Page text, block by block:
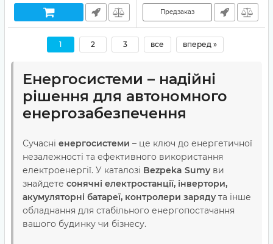
Предзаказ
1 2 3 все вперед »
Енергосистеми – надійні
рішення для автономного
енергозабезпечення
Сучасні енергосистеми – це ключ до енергетичної
незалежності та ефективного використання
електроенергії. У каталозі Bezpeka Sumy ви
знайдете сонячні електростанції, інвертори,
акумуляторні батареї, контролери заряду та інше
обладнання для стабільного енергопостачання
вашого будинку чи бізнесу.